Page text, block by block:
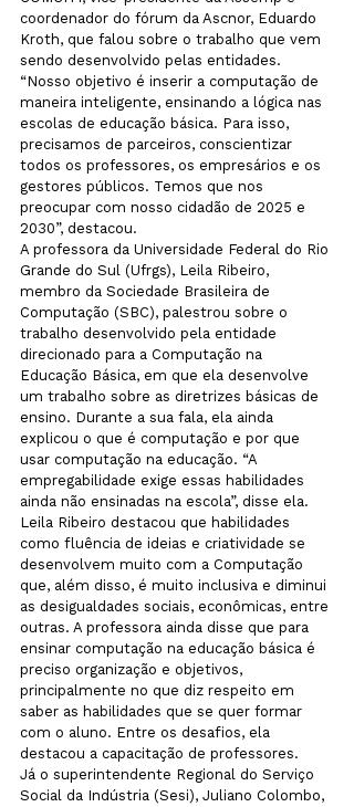
coordenador do fórum da Ascnor, Eduardo
Kroth, que falou sobre o trabalho que vem
sendo desenvolvido pelas entidades.
“Nosso objetivo é inserir a computação de
maneira inteligente, ensinando a lógica nas
escolas de educação básica. Para isso,
precisamos de parceiros, conscientizar
todos os professores, os empresários e os
gestores públicos. Temos que nos
preocupar com nosso cidadão de 2025 e
2030”, destacou.
A professora da Universidade Federal do Rio
Grande do Sul (Ufrgs), Leila Ribeiro,
membro da Sociedade Brasileira de
Computação (SBC), palestrou sobre o
trabalho desenvolvido pela entidade
direcionado para a Computação na
Educação Básica, em que ela desenvolve
um trabalho sobre as diretrizes básicas de
ensino. Durante a sua fala, ela ainda
explicou o que é computação e por que
usar computação na educação. “A
empregabilidade exige essas habilidades
ainda não ensinadas na escola”, disse ela.
Leila Ribeiro destacou que habilidades
como fluência de ideias e criatividade se
desenvolvem muito com a Computação
que, além disso, é muito inclusiva e diminui
as desigualdades sociais, econômicas, entre
outras. A professora ainda disse que para
ensinar computação na educação básica é
preciso organização e objetivos,
principalmente no que diz respeito em
saber as habilidades que se quer formar
com o aluno. Entre os desafios, ela
destacou a capacitação de professores.
Já o superintendente Regional do Serviço
Social da Indústria (Sesi), Juliano Colombo,